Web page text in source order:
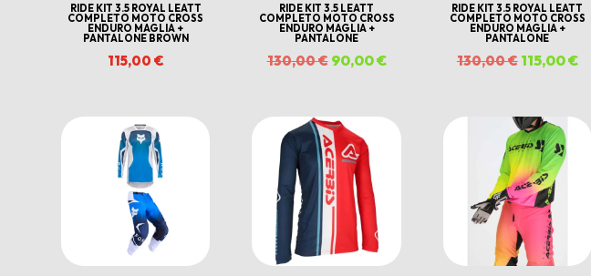
RIDE KIT 3.5 ROYAL LEATT
COMPLETO MOTO CROSS
ENDURO MAGLIA +
PANTALONE BROWN
115,00 €
RIDE KIT 3.5 LEATT
COMPLETO MOTO CROSS
ENDURO MAGLIA +
PANTALONE
130,00€ Il
era:
130,00 €.
90,00€Il
RIDE KIT 3.5 ROYAL LEATT
COMPLETO MOTO CROSS
ENDURO MAGLIA +
PANTALONE
130,00€ Il
era:
130,00 €.
115,00€Il
è: